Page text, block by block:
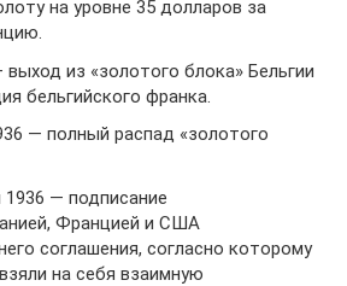
на уровне 35 долларов за
из «золотого блока» Бельгии
бельгийского франка.
— полный распад «золотого
1936 — подписание
Францией и США
соглашения, согласно которому
на себя взаимную